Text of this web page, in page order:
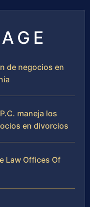
de negocios en
maneja los
en divorcios
Law Offices Of